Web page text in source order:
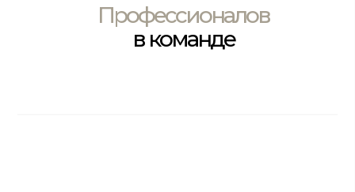
Профессионалов
в команде